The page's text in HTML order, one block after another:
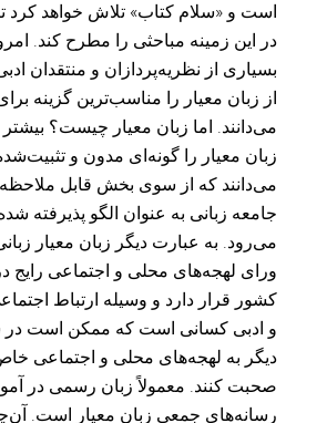
است و «سلام کتاب» تلاش خواهد کرد تا
در این زمینه مباحثی را مطرح کند.
بسیاری از نظریه‌پردازان و منتقدان
از زبان معیار را مناسب‌ترین گزینه
می‌دانند. اما زبان معیار چیست؟
زبان معیار را گونه‌ای مدون و
می‌دانند که از سوی بخش قابل
جامعه زبانی به عنوان الگو پذیرفته
می‌رود. به عبارت دیگر زبان معیار
ورای لهجه‌های محلی و اجتماعی رایج
کشور قرار دارد و وسیله ارتباط
و ادبی کسانی است که ممکن است در
دیگر به لهجه‌های محلی و اجتماعی
صحبت کنند. معمولاً زبان رسمی در
رسانه‌های جمعی زبان معیار است.